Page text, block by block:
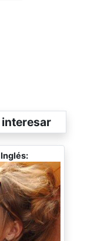
interesar